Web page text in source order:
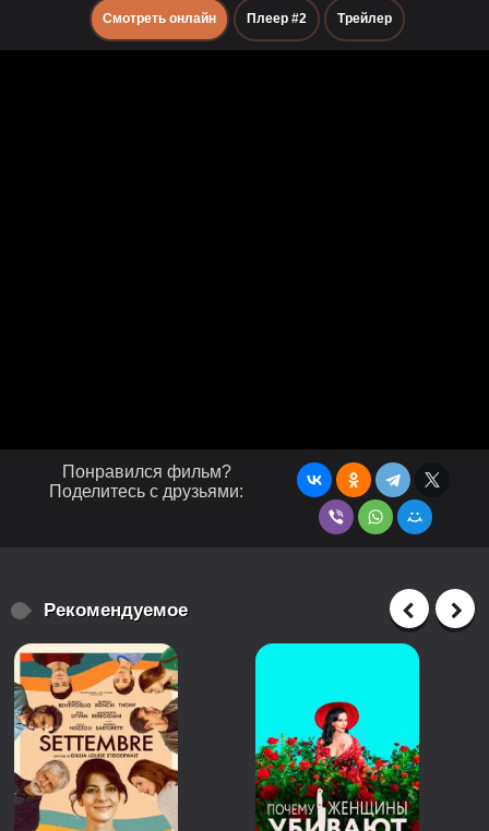
Смотреть онлайн Плеер #2 Трейлер
Понравился фильм?
Поделитесь с друзьями:
Рекомендуемое